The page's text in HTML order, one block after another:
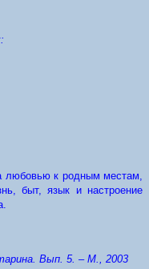
любовью к родным местам,
быт, язык и настроение
Вып. 5. – М., 2003